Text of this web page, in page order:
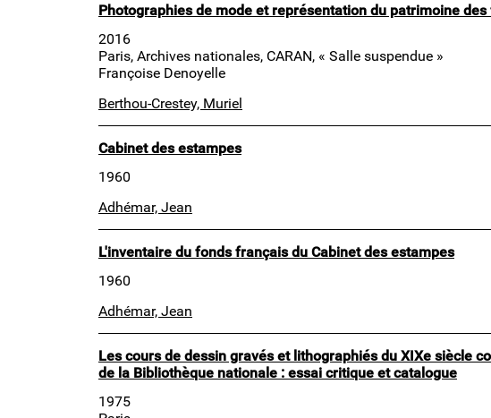
Photographies de mode et représentation du patrimoine
2016
Paris, Archives nationales, CARAN, « Salle suspendue »
Françoise Denoyelle
Berthou-Crestey, Muriel
Cabinet des estampes
1960
Adhémar, Jean
L'inventaire du fonds français du Cabinet des estampes
1960
Adhémar, Jean
Les cours de dessin gravés et lithographiés du XIXe siècle
de la Bibliothèque nationale : essai critique et catalogue
1975